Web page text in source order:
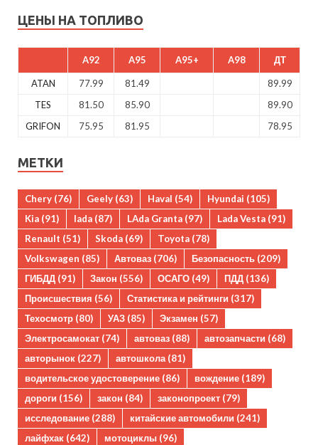
ЦЕНЫ НА ТОПЛИВО
A92 A95 A95+ A98 ДТ
ATAN 77.99 81.49
89.99
TES
81.50 85.90
89.90
GRIFON
75.95 81.95 78.95
МЕТКИ
Chery (76) Geely (63) Haval (54) Hyundai (105)
Kia (91) lada (87) LAda Granta (97) Lada Vesta (91)
Renault (51) Skoda (69) Toyota (78)
Volkswagen (85) Автоваз (706) Безопасность (209)
ГИБДД (91) Закон (556) ОСАГО (49) ПДД (136)
Происшествия (56) Статистика и рейтинги (317)
Техосмотр (80) УАЗ (85) Экзамен (57)
Электросамокат (74) автоваз (88) автозапчасти (68)
авторынок (227) автошкола(81)
водительское удостоверение (86) вождение (189)
дороги (156) закон (84) законопроект (79)
исследование (288) китайские автомобили (241)
лайфхак (642) мотоциклы (96)